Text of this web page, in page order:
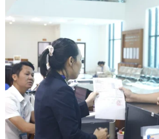
để thực hiện cơ cấu lại vốn nhà nước
06/08/2026 15:08
Meta tung công cụ AI lập trình tự
động cho nhà phát triển
06/08/2026 06:40
Doanh thu AI của Microsoft phụ